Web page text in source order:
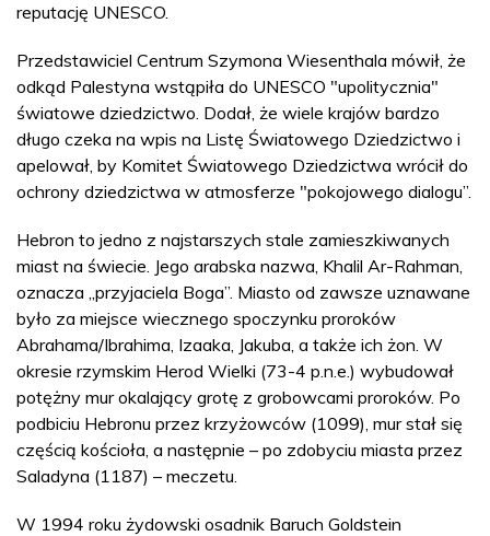
reputację UNESCO.
Przedstawiciel Centrum Szymona Wiesenthala mówił, że
odkąd Palestyna wstąpiła do UNESCO "upolitycznia"
światowe dziedzictwo. Dodał, że wiele krajów bardzo
długo czeka na wpis na Listę Światowego Dziedzictwo i
apelował, by Komitet Światowego Dziedzictwa wrócił do
ochrony dziedzictwa w atmosferze "pokojowego dialogu”.
Hebron to jedno z najstarszych stale zamieszkiwanych
miast na świecie. Jego arabska nazwa, Khalil Ar-Rahman,
oznacza „przyjaciela Boga”. Miasto od zawsze uznawane
było za miejsce wiecznego spoczynku proroków
Abrahama/Ibrahima, Izaaka, Jakuba, a także ich żon. W
okresie rzymskim Herod Wielki (73-4 p.n.e.) wybudował
potężny mur okalający grotę z grobowcami proroków. Po
podbiciu Hebronu przez krzyżowców (1099), mur stał się
częścią kościoła, a następnie – po zdobyciu miasta przez
Saladyna (1187) – meczetu.
W 1994 roku żydowski osadnik Baruch Goldstein